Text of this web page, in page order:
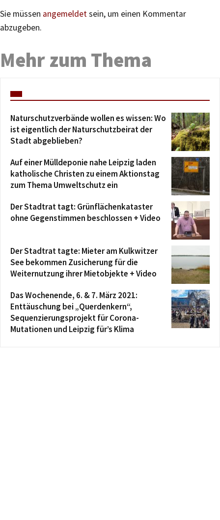
Sie müssen angemeldetsein, um einen Kommentar
abzugeben.
Mehr zum Thema
Naturschutzverbände wollen es wissen: Wo
ist eigentlich der Naturschutzbeirat der
Stadt abgeblieben?
Auf einer Mülldeponie nahe Leipzig laden
katholische Christen zu einem Aktionstag
zum Thema Umweltschutz ein
Der Stadtrat tagt: Grünflächenkataster
ohne Gegenstimmen beschlossen + Video
Der Stadtrat tagte: Mieter am Kulkwitzer
See bekommen Zusicherung für die
Weiternutzung ihrer Mietobjekte + Video
Das Wochenende, 6. & 7. März 2021:
Enttäuschung bei „Querdenkern“,
Sequenzierungsprojekt für Corona-
Mutationen und Leipzig für’s Klima